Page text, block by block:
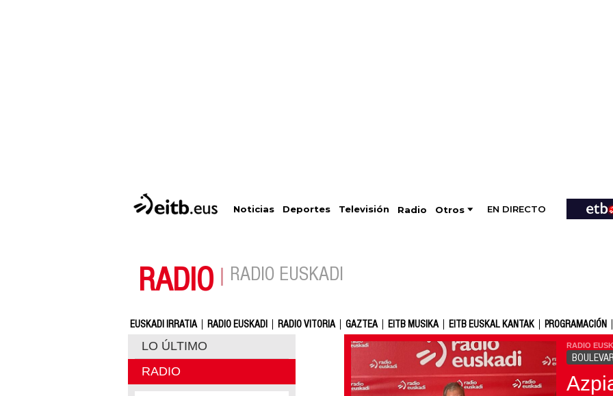
Noticias Deportes Televisión Radio Otros EN DIRECTO
RADIO RADIO EUSKADI
EUSKADI IRRATIA RADIO EUSKADI RADIO VITORIA GAZTEA EITB MUSIKA EITB EUSKAL KANTAK PROGRAMACIÓN
LO ÚLTIMO
RADIO
RADIO